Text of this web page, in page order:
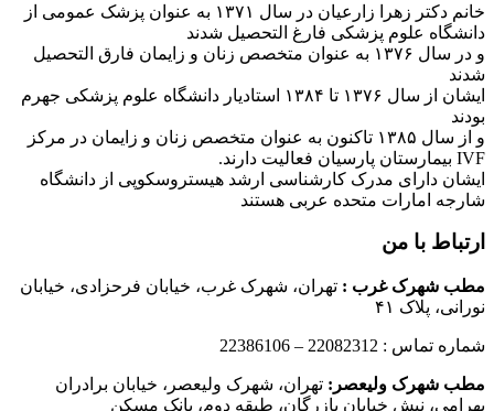
خانم دکتر زهرا زارعیان در سال ۱۳۷۱ به عنوان پزشک عمومی از
دانشگاه علوم پزشکی فارغ التحصیل شدند
و در سال ۱۳۷۶ به عنوان متخصص زنان و زایمان فارق التحصیل
شدند
ایشان از سال ۱۳۷۶ تا ۱۳۸۴ استادیار دانشگاه علوم پزشکی جهرم
بودند
و از سال ۱۳۸۵ تاکنون به عنوان متخصص زنان و زایمان در مرکز
IVF بیمارستان پارسیان فعالیت دارند.
ایشان دارای مدرک کارشناسی ارشد هیستروسکوپی از دانشگاه
شارجه امارات متحده عربی هستند
ارتباط با من
مطب شهرک غرب : تهران، شهرک غرب، خیابان فرحزادی، خیابان
نورانی، پلاک ۴۱
شماره تماس : 22082312 – 22386106
مطب شهرک ولیعصر: تهران، شهرک ولیعصر، خیابان برادران
بهرامی، نبش خیابان بازرگان، طبقه دوم، بانک مسکن